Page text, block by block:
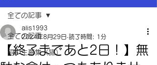
全ての記事
飼い主募集（猫）
全ての記事
【終了まであと2日！】無
alis1993
2024年8月29日 読了時間: 1分